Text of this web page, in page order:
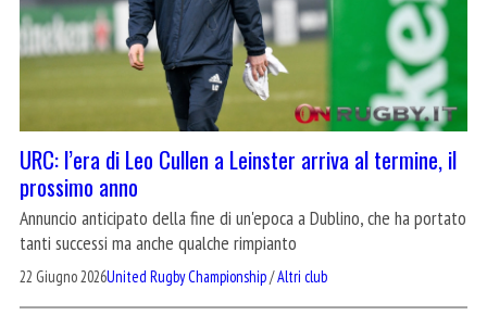
URC: l’era di Leo Cullen a Leinster arriva al termine, il
prossimo anno
Annuncio anticipato della fine di un'epoca a Dublino, che ha portato
tanti successi ma anche qualche rimpianto
22 Giugno 2026United Rugby Championship/Altri club